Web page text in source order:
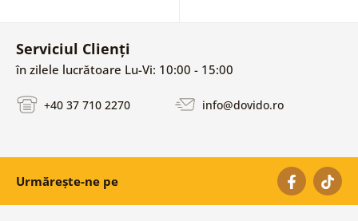
Serviciul Clienți
în zilele lucrătoare Lu-Vi: 10:00 - 15:00
+40 37 710 2270 info@dovido.ro
Urmărește-ne pe